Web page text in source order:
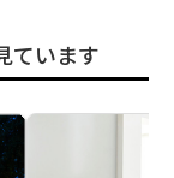
ています